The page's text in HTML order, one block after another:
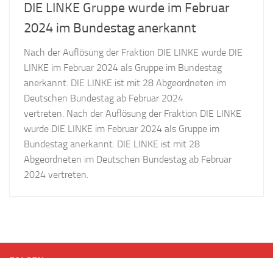
DIE LINKE Gruppe wurde im Februar
2024 im Bundestag anerkannt
Nach der Auflösung der Fraktion DIE LINKE wurde DIE
LINKE im Februar 2024 als Gruppe im Bundestag
anerkannt. DIE LINKE ist mit 28 Abgeordneten im
Deutschen Bundestag ab Februar 2024
vertreten. Nach der Auflösung der Fraktion DIE LINKE
wurde DIE LINKE im Februar 2024 als Gruppe im
Bundestag anerkannt. DIE LINKE ist mit 28
Abgeordneten im Deutschen Bundestag ab Februar
2024 vertreten.